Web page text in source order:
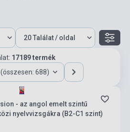
17189 termék
688)
- az angol emelt szintű
nyelvvizsgákra (B2-C1 szint)